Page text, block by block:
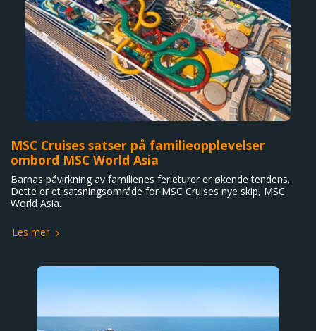
MSC Cruises satser på familieopplevelser
ombord MSC World Asia
Barnas påvirkning av familienes ferieturer er økende tendens.
Dette er et satsningsområde for MSC Cruises nye skip, MSC
World Asia.
Les mer